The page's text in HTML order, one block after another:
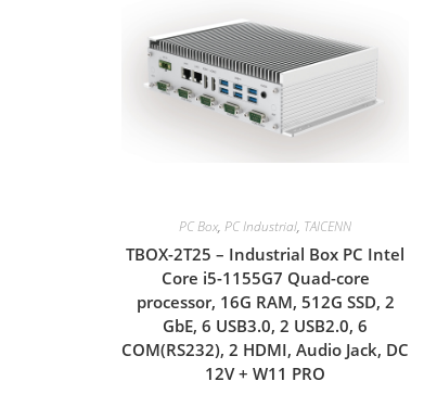
PC Box, PC Industrial, TAICENN
TBOX-2T25 – Industrial Box PC Intel
Core i5-1155G7 Quad-core
processor, 16G RAM, 512G SSD, 2
GbE, 6 USB3.0, 2 USB2.0, 6
COM(RS232), 2 HDMI, Audio Jack, DC
12V + W11 PRO